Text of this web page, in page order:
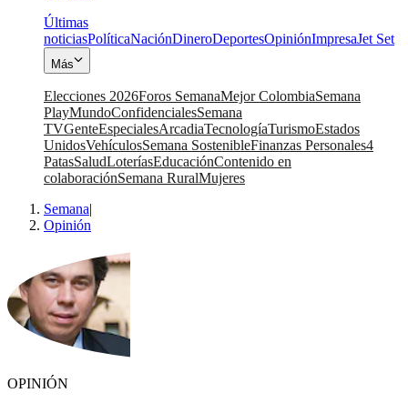
Últimas
noticiasPolíticaNaciónDineroDeportesOpiniónImpresaJet Set
Más
Elecciones 2026Foros SemanaMejor ColombiaSemana
PlayMundoConfidencialesSemana
TVGenteEspecialesArcadiaTecnologíaTurismoEstados
UnidosVehículosSemana SostenibleFinanzas Personales4
PatasSaludLoteríasEducaciónContenido en
colaboraciónSemana RuralMujeres
Semana|
Opinión
OPINIÓN